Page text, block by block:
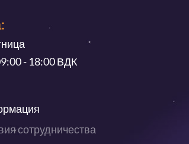
- 18:00 ВДК
сотрудничества